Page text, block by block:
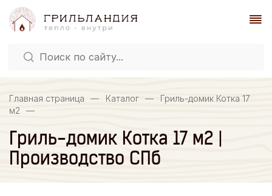
Главная страница — Каталог —
Гриль-домик Котка 17
м2
—
Гриль-домик Котка 17 м2 |
Производство СПб